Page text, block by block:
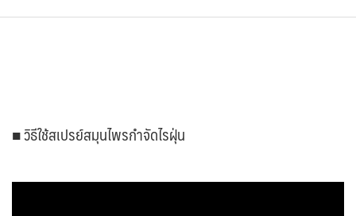
■ วิธีใช้สเปรย์สมุนไพรกำจัดไรฝุ่น